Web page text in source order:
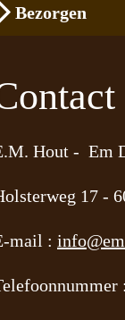
Bezorgen
Hout - Em
17 -
mail :